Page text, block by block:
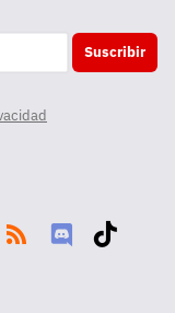
Suscribir